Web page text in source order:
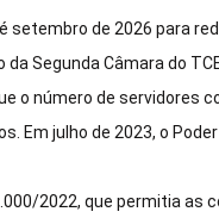
setembro de 2026 para
Segunda Câmara do
o número de servidores
Em julho de 2023, o
2022, que permitia